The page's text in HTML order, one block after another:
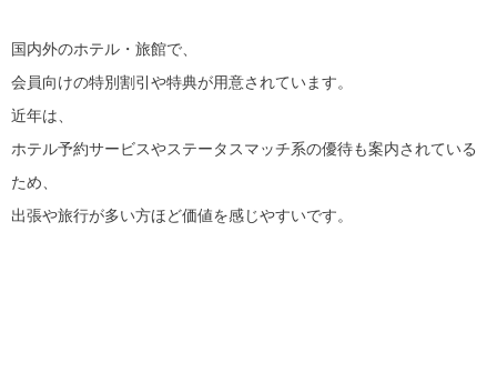
国内外のホテル・旅館で、
会員向けの特別割引や特典が用意されています。
近年は、
ホテル予約サービスやステータスマッチ系の優待も案内されている
ため、
出張や旅行が多い方ほど価値を感じやすいです。